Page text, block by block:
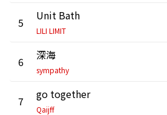
5 Unit Bath
LILI LIMIT
6 深海
sympathy
7 go together
Qaijff